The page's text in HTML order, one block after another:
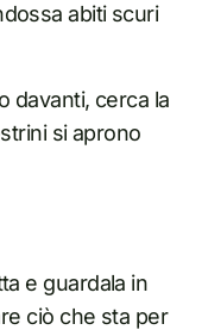
abiti scuri
davanti, cerca la
si aprono
e guardala in
ciò che sta per